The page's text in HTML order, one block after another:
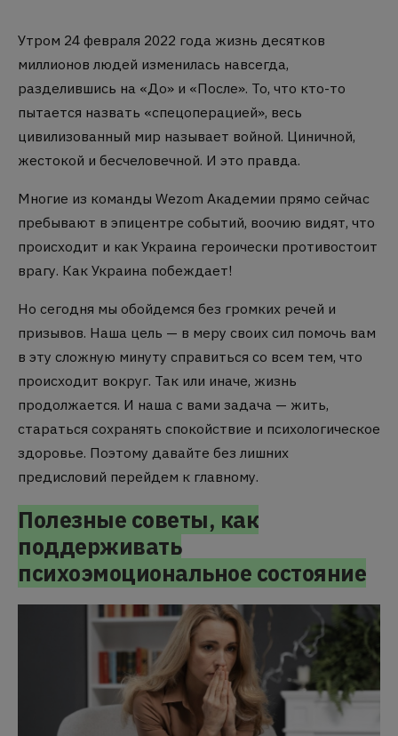
Утром 24 февраля 2022 года жизнь десятков
миллионов людей изменилась навсегда,
разделившись на «До» и «После». То, что кто-то
пытается назвать «спецоперацией», весь
цивилизованный мир называет войной. Циничной,
жестокой и бесчеловечной. И это правда.
Многие из команды Wezom Академии прямо сейчас
пребывают в эпицентре событий, воочию видят, что
происходит и как Украина героически противостоит
врагу. Как Украина побеждает!
Но сегодня мы обойдемся без громких речей и
призывов. Наша цель — в меру своих сил помочь вам
в эту сложную минуту справиться со всем тем, что
происходит вокруг. Так или иначе, жизнь
продолжается. И наша с вами задача — жить,
стараться сохранять спокойствие и психологическое
здоровье. Поэтому давайте без лишних
предисловий перейдем к главному.
Полезные советы, как
поддерживать
психоэмоциональное состояние